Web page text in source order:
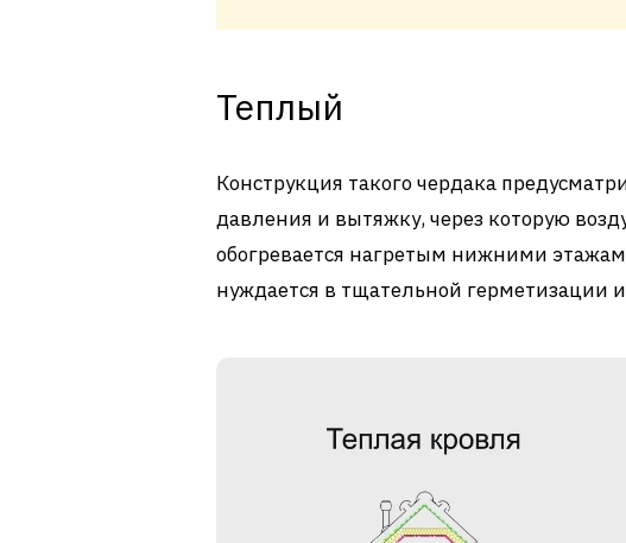
Теплый
Конструкция такого чердака
давления и вытяжку, через которую
обогревается нагретым нижними
нуждается в тщательной герметизации